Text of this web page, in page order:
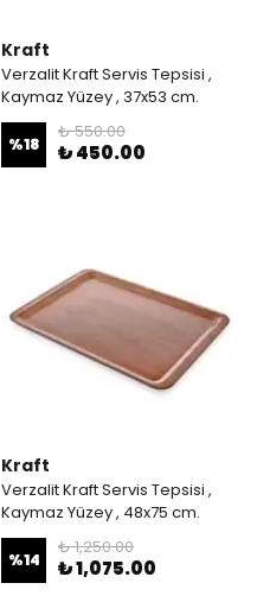
Kraft
Verzalit Kraft Servis Tepsisi ,
Kaymaz Yüzey , 37x53 cm.
%18
₺ 550.00
₺ 450.00
Kraft
Verzalit Kraft Servis Tepsisi ,
Kaymaz Yüzey , 48x75 cm.
%14
₺ 1,250.00
₺ 1,075.00